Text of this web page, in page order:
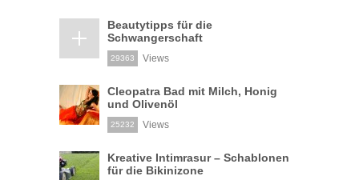
Beautytipps für die
Schwangerschaft
29363 Views
Cleopatra Bad mit Milch, Honig
und Olivenöl
25232 Views
Kreative Intimrasur – Schablonen
für die Bikinizone